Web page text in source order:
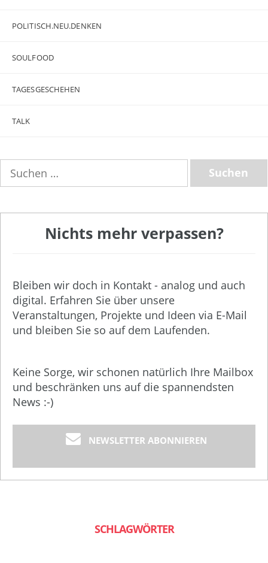
POLITISCH.NEU.DENKEN
SOULFOOD
TAGESGESCHEHEN
TALK
nach:
Nichts mehr verpassen?
Bleiben wir doch in Kontakt - analog und auch
digital. Erfahren Sie über unsere
Veranstaltungen, Projekte und Ideen via E-Mail
und bleiben Sie so auf dem Laufenden.
Keine Sorge, wir schonen natürlich Ihre Mailbox
und beschränken uns auf die spannendsten
News :-)
NEWSLETTER ABONNIEREN
SCHLAGWÖRTER